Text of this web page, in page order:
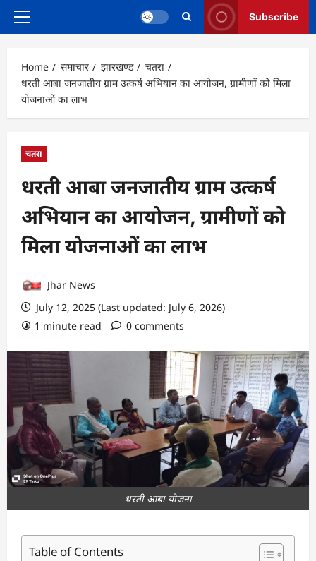
Primary
Subscribe
Home समाचार झारखण्ड
चतरा
धरती आबा जनजातीय ग्राम उत्कर्ष अभियान का आयोजन, ग्रामीणों को मिला
योजनाओं का लाभ
चतरा
धरती आबा जनजातीय ग्राम उत्कर्ष
अभियान का आयोजन, ग्रामीणों को
मिला योजनाओं का लाभ
Jhar News
July 12, 2025 (Last updated: July 6, 2026)
1 minute read
0 comments
धरती आबा योजना
Table of Contents